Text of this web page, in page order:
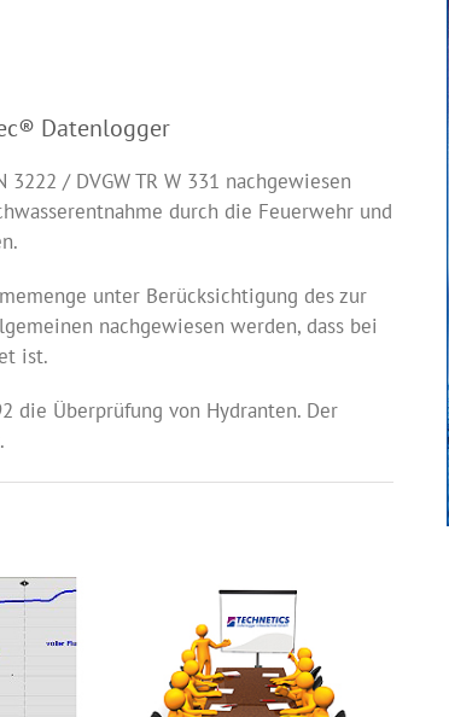
Datenlogger
/ DVGW TR W 331 nachgewiesen
durch die Feuerwehr und
unter Berücksichtigung des zur
nachgewiesen werden, dass bei
ist.
die Überprüfung von Hydranten. Der